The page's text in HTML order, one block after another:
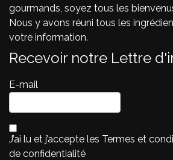
gourmands, soyez tous les
Nous y avons réuni tous les
votre information.
Recevoir notre Lettre
E-mail
J’ai lu et j’accepte les Termes et
de confidentialité